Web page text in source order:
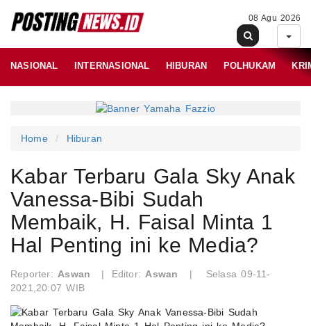
08 Agu 2026
NASIONAL INTERNASIONAL HIBURAN POLHUKAM
Home Hiburan
Kabar Terbaru Gala Sky Anak
Vanessa-Bibi Sudah
Membaik, H. Faisal Minta 1
Hal Penting ini ke Media?
Reporter:Aswan | Editor:Aswan |
Selasa 09-11-
2021,20:07 WIB